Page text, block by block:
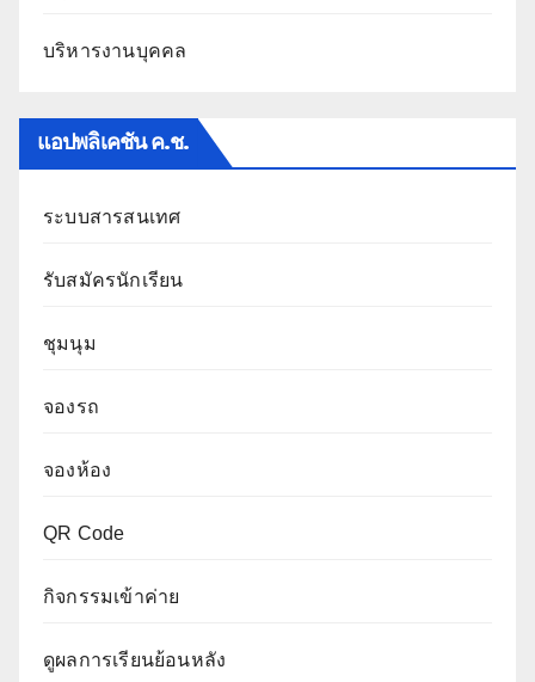
บริหารงานบุคคล
แอปพลิเคชัน ค.ช.
ระบบสารสนเทศ
รับสมัครนักเรียน
ชุมนุม
จองรถ
จองห้อง
QR Code
กิจกรรมเข้าค่าย
ดูผลการเรียนย้อนหลัง